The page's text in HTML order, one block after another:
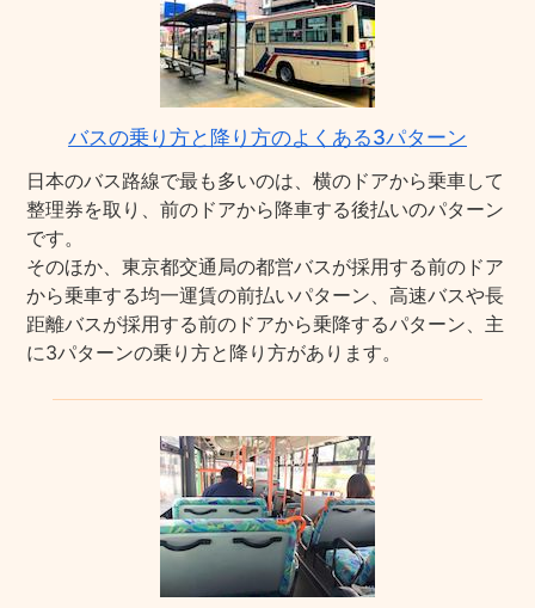
バスの乗り方と降り方のよくある3パターン
日本のバス路線で最も多いのは、横のドアから乗車して
整理券を取り、前のドアから降車する後払いのパターン
です。
そのほか、東京都交通局の都営バスが採用する前のドア
から乗車する均一運賃の前払いパターン、高速バスや長
距離バスが採用する前のドアから乗降するパターン、主
に3パターンの乗り方と降り方があります。